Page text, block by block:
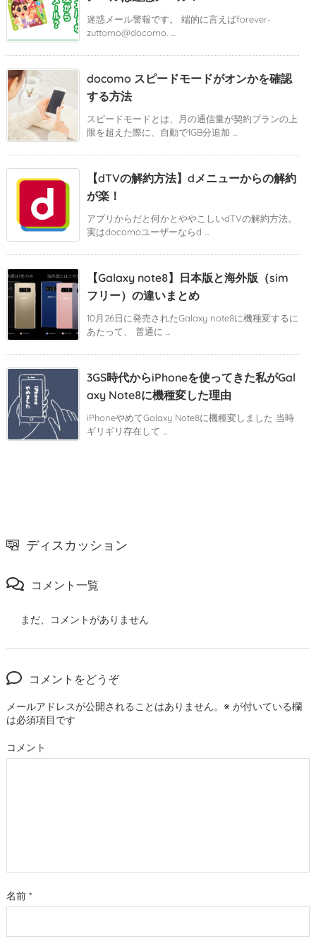
迷惑メール警報です。 端的に言えばforever-
zuttomo@docomo. ...
docomo スピードモードがオンかを確認
する方法
スピードモードとは、月の通信量が契約プランの上
限を超えた際に、自動で1GB分追加 ...
【dTVの解約方法】dメニューからの解約
が楽！
アプリからだと何かとややこしいdTVの解約方法。
実はdocomoユーザーならd ...
【Galaxy note8】日本版と海外版（sim
フリー）の違いまとめ
10月26日に発売されたGalaxy note8に機種変するに
あたって、 普通に ...
3GS時代からiPhoneを使ってきた私がGal
axy Note8に機種変した理由
iPhoneやめてGalaxy Note8に機種変しました 当時
ギリギリ存在して ...
ディスカッション
コメント一覧
まだ、コメントがありません
コメントをどうぞ
メールアドレスが公開されることはありません。 ※ が付いている欄
は必須項目です
コメント
名前 *